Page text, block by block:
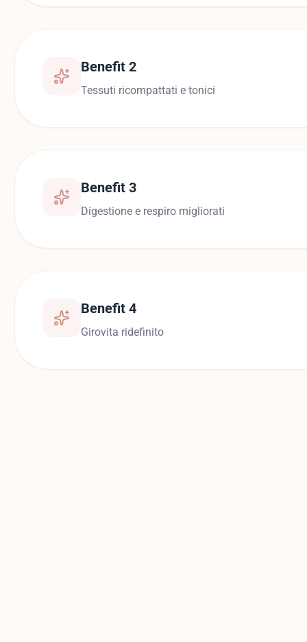
Benefit 2
Tessuti ricompattati e tonici
Benefit 3
Digestione e respiro migliorati
Benefit 4
Girovita ridefinito